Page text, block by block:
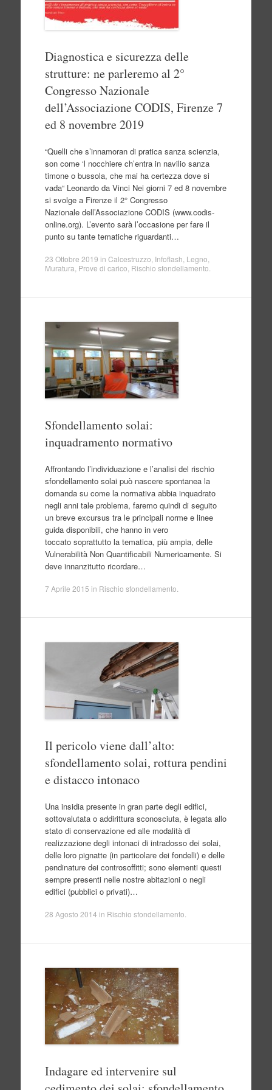
Diagnostica e sicurezza delle
strutture: ne parleremo al 2°
Congresso Nazionale
dell’Associazione CODIS, Firenze 7
ed 8 novembre 2019
“Quelli che s’innamoran di pratica sanza scienzia,
son come ‘l nocchiere ch’entra in navilio sanza
timone o bussola, che mai ha certezza dove si
vada“ Leonardo da Vinci Nei giorni 7 ed 8 novembre
si svolge a Firenze il 2° Congresso
Nazionale dell’Associazione CODIS (www.codis-
online.org). L’evento sarà l’occasione per fare il
punto su tante tematiche riguardanti…
23 Ottobre 2019 in Calcestruzzo Infoflash Legno
Muratura Prove di carico Rischio sfondellamento
Sfondellamento solai:
inquadramento normativo
Affrontando l’individuazione e l’analisi del rischio
sfondellamento solai può nascere spontanea la
domanda su come la normativa abbia inquadrato
negli anni tale problema, faremo quindi di seguito
un breve excursus tra le principali norme e linee
guida disponibili, che hanno in vero
toccato soprattutto la tematica, più ampia, delle
Vulnerabilità Non Quantificabili Numericamente. Si
deve innanzitutto ricordare…
7 Aprile 2015 in Rischio sfondellamento
Il pericolo viene dall’alto:
sfondellamento solai, rottura pendini
e distacco intonaco
Una insidia presente in gran parte degli edifici,
sottovalutata o addirittura sconosciuta, è legata allo
stato di conservazione ed alle modalità di
realizzazione degli intonaci di intradosso dei solai,
delle loro pignatte (in particolare dei fondelli) e delle
pendinature dei controsoffitti; sono elementi questi
sempre presenti nelle nostre abitazioni o negli
edifici (pubblici o privati)…
28 Agosto 2014 in Rischio sfondellamento
Indagare ed intervenire sul